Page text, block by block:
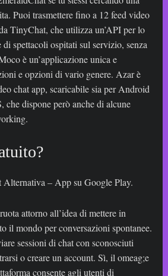
Puoi trasmettere fino a 12 feed video
TinyChat, che utilizza un’API per lo
spettacoli ospitati sul servizio, senza
è un’applicazione unica e
e opzioni di vario genere. Azar è
chat app, scaricabile sia per Android
che dispone però anche di alcune
– App su Google Play.
attorno all’idea di mettere in
il mondo per conversazioni spontanee.
sessioni di chat con sconosciuti
o creare un account. Sì, il omeag;e
consente agli utenti di